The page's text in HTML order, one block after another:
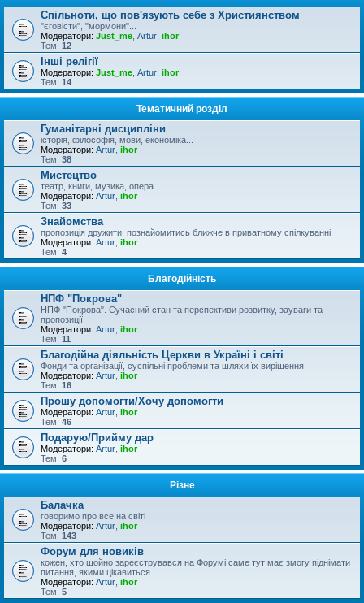
Спільноти, що пов'язують себе з Християнством
"єговісти", "мормони"...
Модератори: Just_me Artur ihor
Тем: 12
Інші релігії
Модератори: Just_me Artur ihor
Тем: 14
Тематичний розділ
Гуманітарні дисципліни
історія, філософія, мови, економіка...
Модератори: Artur ihor
Тем: 38
Мистецтво
театр, книги, музика, опера...
Модератори: Artur ihor
Тем: 33
Знайомства
пропозиція дружити, познайомитись ближче в приватному спілкуванні
Модератори: Artur ihor
Тем: 4
Благодійність
НПФ "Покрова"
НПФ "Покрова". Сучасний стан та перспективи розвитку, зауваги та
пропозиції
Модератори: Artur ihor
Тем: 11
Благодійна діяльність Церкви в Україні і світі
Фонди та організації, суспільні проблеми та шляхи їх вирішення
Модератори: Artur ihor
Тем: 16
Прошу допомогти/Хочу допомогти
Модератори: Artur ihor
Тем: 46
Подарую/Прийму дар
Модератори: Artur ihor
Тем: 6
Різне
Балачка
говоримо про все на світі
Модератори: Artur ihor
Тем: 143
Форум для новиків
кожен, хто щойно зареєструвався на Форумі саме тут має змогу піднімати
питання, якими цікавиться.
Модератори: Artur ihor
Тем: 5